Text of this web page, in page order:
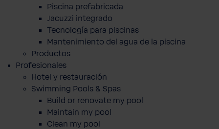
Piscina prefabricada
Jacuzzi integrado
Tecnología para piscinas
Mantenimiento del agua de la piscina
Productos
Profesionales
Hotel y restauración
Swimming Pools & Spas
Build or renovate my pool
Maintain my pool
Clean my pool